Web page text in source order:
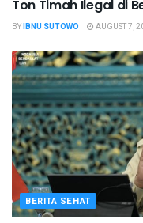
Ton Timah Ilegal di
BYIBNU SUTOWO AUGUST 7,
BERITA SEHAT